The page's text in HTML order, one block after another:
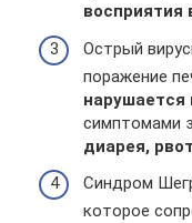
восприятия
Острый
поражение
нарушается
симптомами
диарея,
Синдром
которое